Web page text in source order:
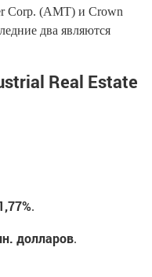
Corp. (AMT) и Crown
два являются
Real Estate
.
долларов.